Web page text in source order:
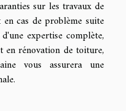
sur les travaux de
cas de problème suite
expertise complète,
en rénovation de toiture,
vous assurera une